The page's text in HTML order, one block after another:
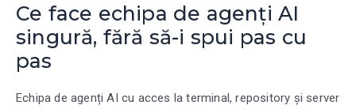
Ce face echipa de agenți AI
singură, fără să-i spui pas cu
pas
Echipa de agenți AI cu acces la terminal, repository și server